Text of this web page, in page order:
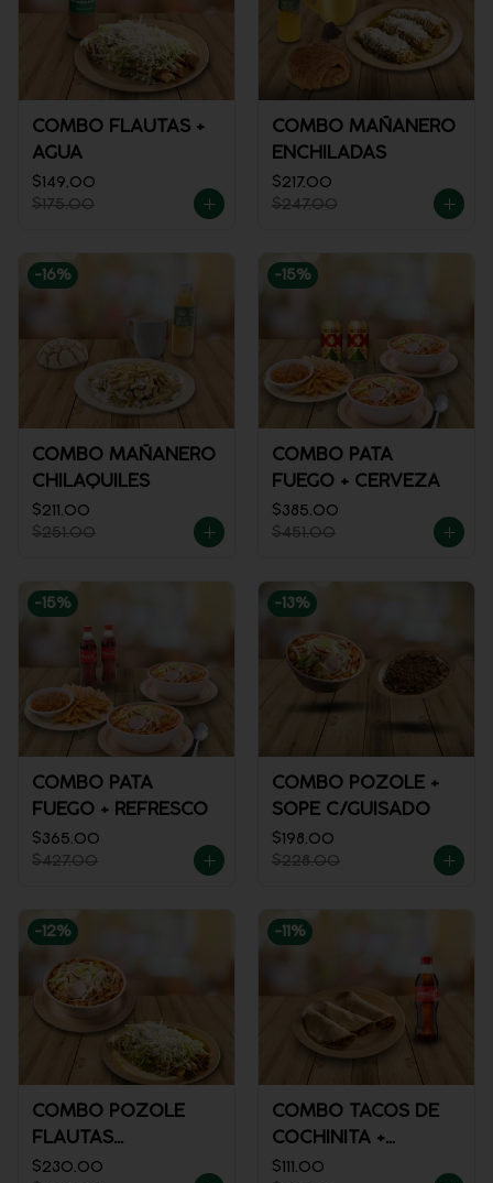
COMBO FLAUTAS +
AGUA
$149.00
$175.00
COMBO MAÑANERO
ENCHILADAS
$217.00
$247.00
-16%
COMBO MAÑANERO
CHILAQUILES
$211.00
$251.00
-15%
COMBO PATA
FUEGO + CERVEZA
$385.00
$451.00
-15%
COMBO PATA
FUEGO + REFRESCO
$365.00
$427.00
-13%
COMBO POZOLE +
SOPE C/GUISADO
$198.00
$228.00
-12%
COMBO POZOLE
FLAUTAS
AHOGADAS
$230.00
-11 %
COMBO TACOS DE
COCHINITA +
REFRESCO
$111.00